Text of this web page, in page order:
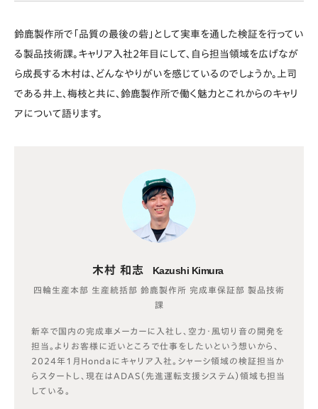
鈴鹿製作所で「品質の最後の砦」として実車を通した検証を行ってい
る製品技術課。キャリア入社2年目にして、自ら担当領域を広げなが
ら成長する木村は、どんなやりがいを感じているのでしょうか。上司
である井上、梅枝と共に、鈴鹿製作所で働く魅力とこれからのキャリ
アについて語ります。
木村 和志 Kazushi Kimura
四輪生産本部 生産統括部 鈴鹿製作所 完成車保証部 製品技術
課
新卒で国内の完成車メーカーに入社し、空力・風切り音の開発を
担当。よりお客様に近いところで仕事をしたいという想いから、
2024年1月Hondaにキャリア入社。シャーシ領域の検証担当か
らスタートし、現在はADAS（先進運転支援システム）領域も担当
している。